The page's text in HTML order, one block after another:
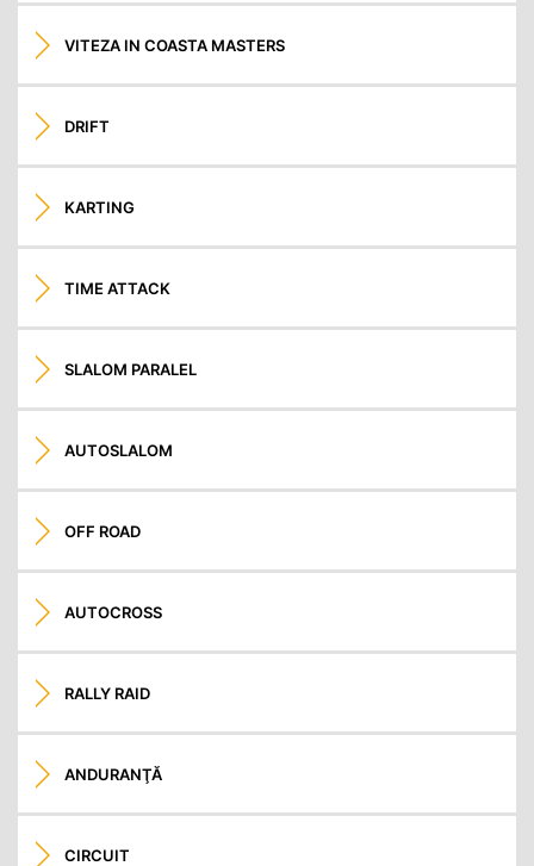
VITEZA IN COASTA MASTERS
DRIFT
KARTING
TIME ATTACK
SLALOM PARALEL
AUTOSLALOM
OFF ROAD
AUTOCROSS
RALLY RAID
ANDURANŢĂ
CIRCUIT